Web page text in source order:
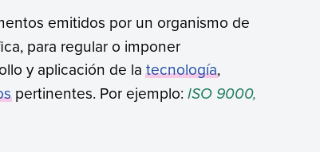
emitidos por un organismo de
para regular o imponer
y aplicación de latecnología,
pertinentes. Por ejemplo: ISO 9000,